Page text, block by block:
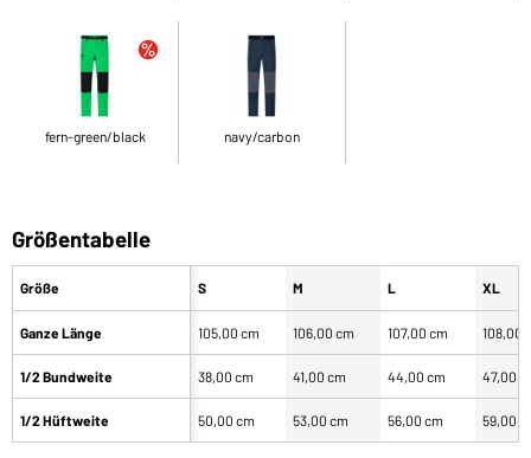
fern-green/black navy/carbon
Größentabelle
Größe
Ganze Länge
1/2 Bundweite
1/2 Hüftweite
S M L XL
105,00 cm 106,00 cm 107,00 cm 108,00
38,00 cm 41,00 cm 44,00 cm 47,00
50,00 cm 53,00 cm 56,00 cm 59,00